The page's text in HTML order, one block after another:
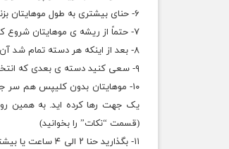
۶- حنای بیشتری به طول موهایتان بزنید.
۷- حتماً از ریشه ی موهایتان شروع کنید و به تدریج به سمت پایین پیش بروید.
۸- بعد از اینکه هر دسته تمام شد آن را کمی بپیچانید و سپس رها کنید.
۹- سعی کنید دسته ی بعدی که انتخاب می کنید نزدیک به دسته ی قبلی باشد.
۱۰- موهایتان بدون کلیپس هم سر
یک جهت رها کرده اید. به همین
(قسمت “نکات” را بخوانید)
۱۱- بگذارید